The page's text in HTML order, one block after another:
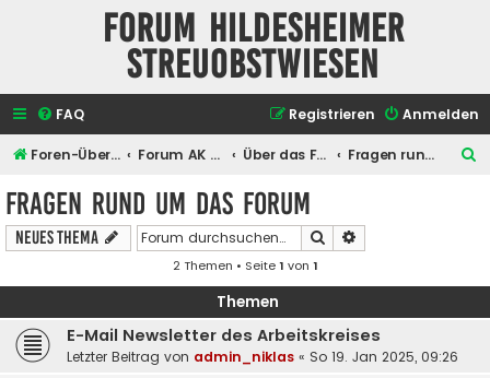
Forum Hildesheimer
Streuobstwiesen
FAQ Anmelden
Registrieren
Foren-Übersicht Forum AK Hildesheimer Streuobstwiesen Über das Forum selber Fragen rund um das Forum
Fragen rund um das Forum
Neues Thema Suche
2 Themen • Seite1 von 1
Themen
E-Mail Newsletter des Arbeitskreises
Letzter Beitrag von admin_niklas « So 19. Jan 2025, 09:26